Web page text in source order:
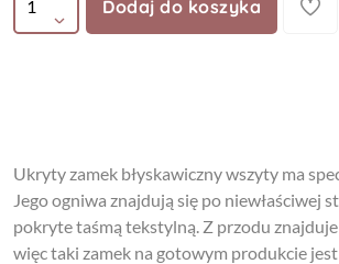
Dodaj do koszyka
Ukryty zamek błyskawiczny wszyty ma
Jego ogniwa znajdują się po niewłaściwej
pokryte taśmą tekstylną. Z przodu
więc taki zamek na gotowym produkcie